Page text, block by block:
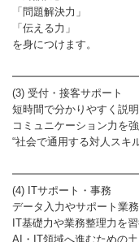
「問題解決力」
「伝える力」
を身につけます。
(3) 受付・接客サポート
短時間で分かりやすく説明
コミュニケーション力を強
“社会で通用する対人スキ
(4) ITサポート・事務
データ入力やサポート業務
IT基礎力や業務整理力を習
AI・IT領域へ進むための